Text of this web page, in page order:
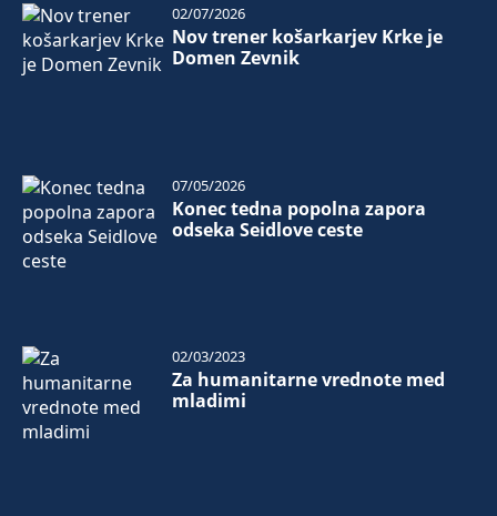
Nov trener košarkarjev Krke je
Domen Zevnik
02/07/2026
Konec tedna popolna zapora
odseka Seidlove ceste
07/05/2026
Za humanitarne vrednote med
mladimi
02/03/2023